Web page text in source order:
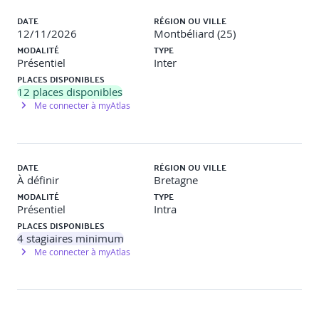
DATE
12/11/2026
RÉGION OU VILLE
Montbéliard (25)
MODALITÉ
Présentiel
TYPE
Inter
PLACES DISPONIBLES
12 places disponibles
Me connecter à myAtlas
DATE
À définir
RÉGION OU VILLE
Bretagne
MODALITÉ
Présentiel
TYPE
Intra
PLACES DISPONIBLES
4 stagiaires minimum
Me connecter à myAtlas